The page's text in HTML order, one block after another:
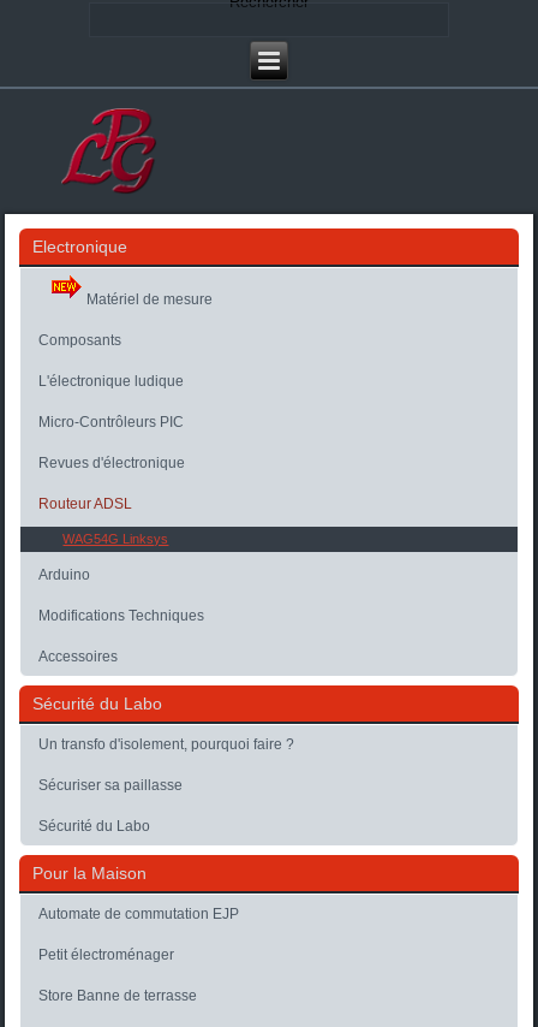
Electronique
Matériel de mesure
Composants
L'électronique ludique
Micro-Contrôleurs PIC
Revues d'électronique
Routeur ADSL
WAG54G Linksys
Arduino
Modifications Techniques
Accessoires
Sécurité du Labo
Un transfo d'isolement, pourquoi faire ?
Sécuriser sa paillasse
Sécurité du Labo
Pour la Maison
Automate de commutation EJP
Petit électroménager
Store Banne de terrasse